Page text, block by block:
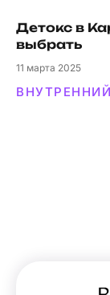
Детокс в
выбрать
11 марта 2025